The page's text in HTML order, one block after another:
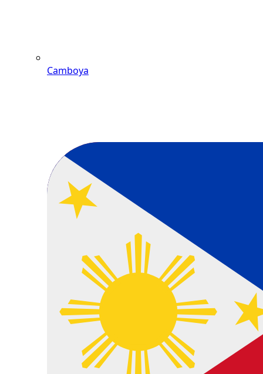
Camboya